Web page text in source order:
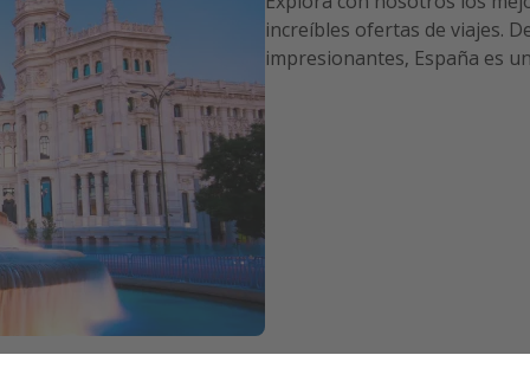
increíbles ofertas de viajes.
impresionantes, España es